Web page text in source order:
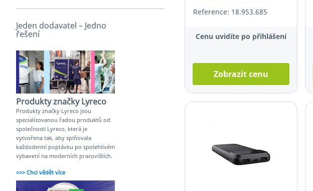
Jeden dodavatel – Jedno
řešení
Produkty značky Lyreco
Produkty značky Lyreco jsou
specializovanou řadou produktů od
společnosti Lyreco, která je
vytvořena tak, aby splňovala
každodenní poptávku po spolehlivém
vybavení na moderních pracovištích.
>>> Chci vědět více
Reference: 18.953.685
Cenu uvidíte po přihlášení
Zobrazit cenu